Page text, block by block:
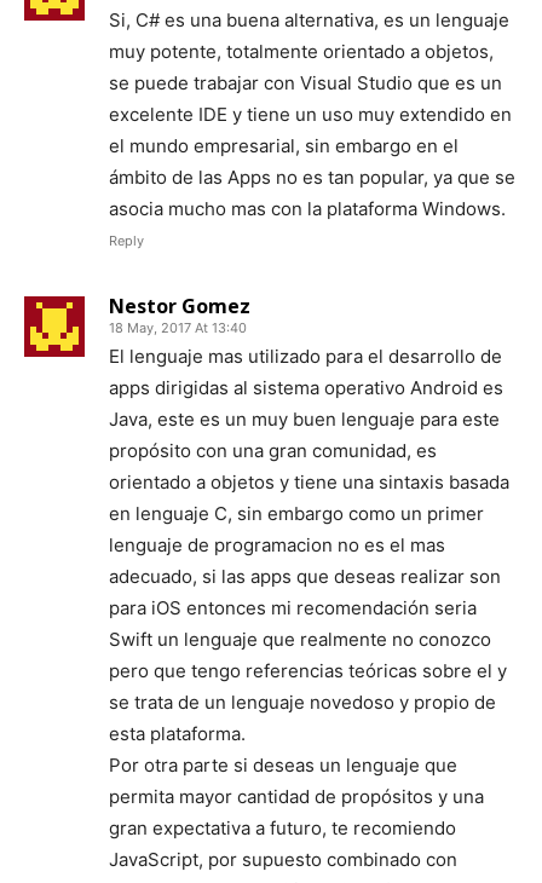
Si, C# es una buena alternativa, es un lenguaje
muy potente, totalmente orientado a objetos,
se puede trabajar con Visual Studio que es un
excelente IDE y tiene un uso muy extendido en
el mundo empresarial, sin embargo en el
ámbito de las Apps no es tan popular, ya que se
asocia mucho mas con la plataforma Windows.
Reply
Nestor Gomez
18 May, 2017 At 13:40
El lenguaje mas utilizado para el desarrollo de
apps dirigidas al sistema operativo Android es
Java, este es un muy buen lenguaje para este
propósito con una gran comunidad, es
orientado a objetos y tiene una sintaxis basada
en lenguaje C, sin embargo como un primer
lenguaje de programacion no es el mas
adecuado, si las apps que deseas realizar son
para iOS entonces mi recomendación seria
Swift un lenguaje que realmente no conozco
pero que tengo referencias teóricas sobre el y
se trata de un lenguaje novedoso y propio de
esta plataforma.
Por otra parte si deseas un lenguaje que
permita mayor cantidad de propósitos y una
gran expectativa a futuro, te recomiendo
JavaScript, por supuesto combinado con